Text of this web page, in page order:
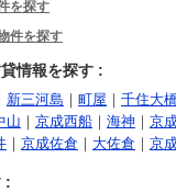
を探す
件を探す
情報を探す :
新三河島 ｜ 町屋 ｜ 千住大
山 ｜ 京成西船 ｜ 海神 ｜ 京
｜ 京成佐倉 ｜ 大佐倉 ｜ 京
: